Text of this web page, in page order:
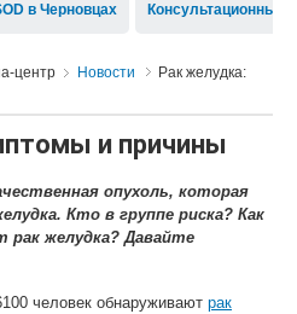
в Черновцах Консультационный
центр Новости
Рак желудка:
и причины
опухоль, которая
Кто в группе риска? Как
желудка? Давайте
человек обнаруживают рак